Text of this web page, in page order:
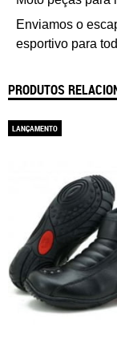
Enviamos o e
esportivo para
PRODUTOS
LANÇAMENTO